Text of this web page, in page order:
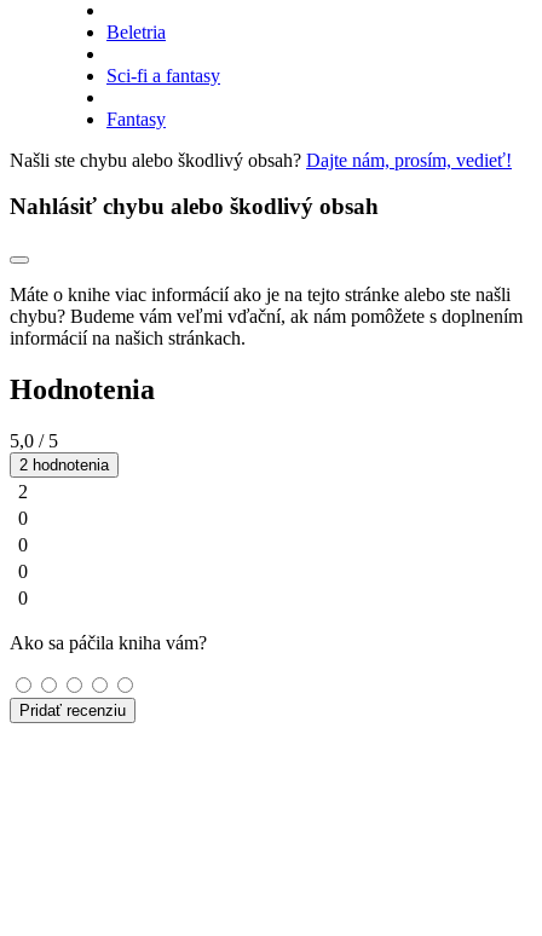
Beletria
Sci-fi a fantasy
Fantasy
Našli ste chybu alebo škodlivý obsah? Dajte nám, prosím, vedieť!
Nahlásiť chybu alebo škodlivý obsah
Máte o knihe viac informácií ako je na tejto stránke alebo ste našli
chybu? Budeme vám veľmi vďační, ak nám pomôžete s doplnením
informácií na našich stránkach.
Hodnotenia
5,0 / 5
2 hodnotenia
2
0
0
0
0
Ako sa páčila kniha vám?
Pridať recenziu